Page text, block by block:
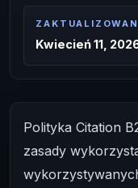
Kwiecień 11,
Polityka Citation
zasady